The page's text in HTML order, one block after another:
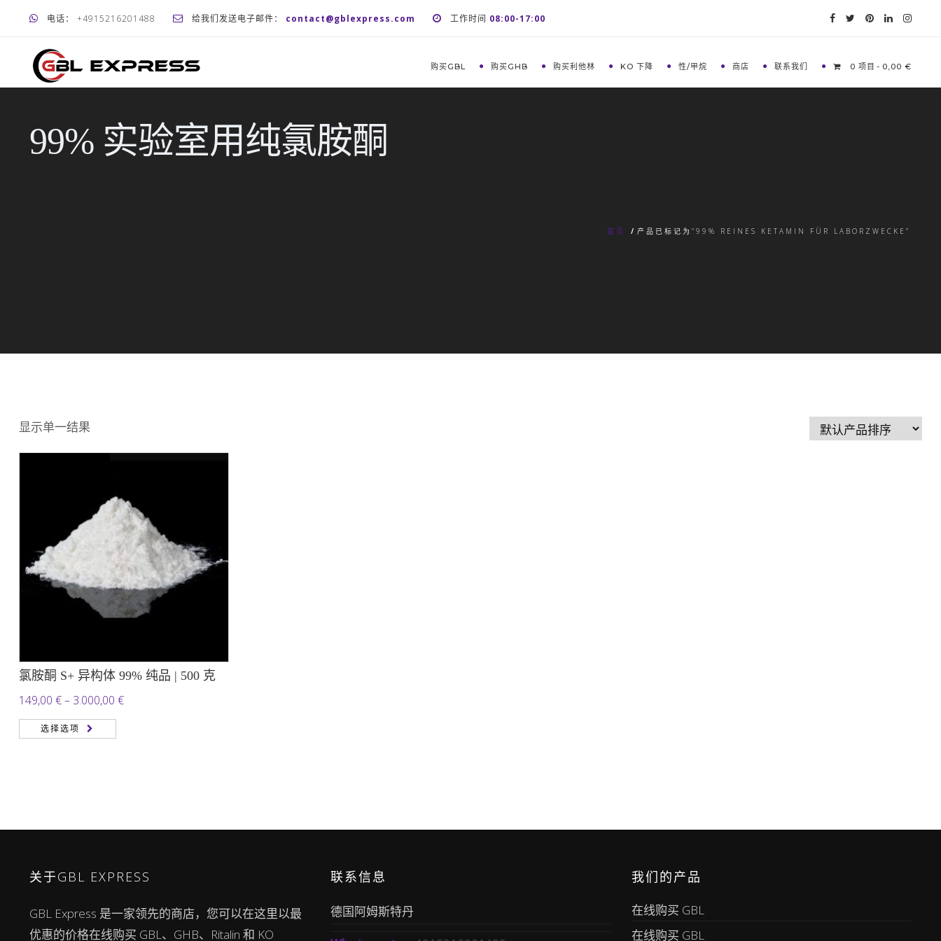
电话： +4915216201488 给我们发送电子邮件： contact@gblexpress.com 工作时间 08:00-17:00
购买GBL 购买GHB 购买利他林 KO 下降 性/甲烷 商店 联系我们 0 项目 0,00 €
99% 实验室用纯氯胺酮
首页 / 产品已标记为“99% REINES KETAMIN FÜR LABORZWECKE”
显示单一结果
氯胺酮 S+ 异构体 99% 纯品 | 500 克
149,00 €– 3.000,00 €价
选择选项
关于GBL EXPRESS
GBL Express 是一家领先的商店，您可以在这里以最
优惠的价格在线购买 GBL、GHB、Ritalin 和 KO
联系信息
德国阿姆斯特丹
我们的产品
在线购买 GBL
在线购买 GBL